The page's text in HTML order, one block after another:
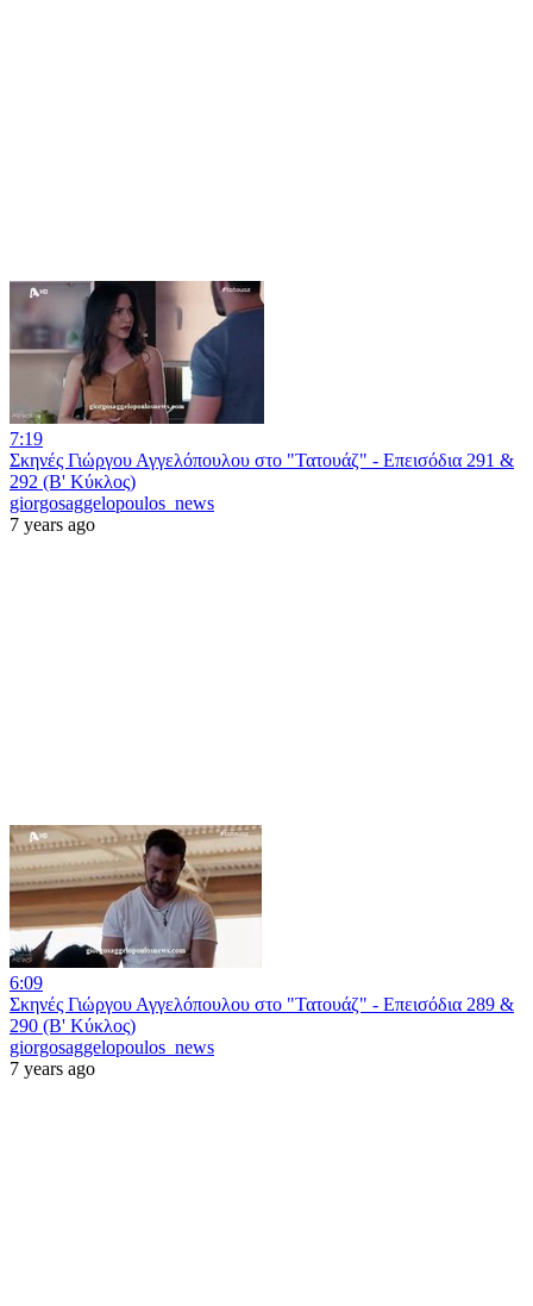
7:19
Σκηνές Γιώργου Αγγελόπουλου στο "Τατουάζ" - Επεισόδια 291 &
292 (Β' Κύκλος)
giorgosaggelopoulos_news
7 years ago
6:09
Σκηνές Γιώργου Αγγελόπουλου στο "Τατουάζ" - Επεισόδια 289 &
290 (Β' Κύκλος)
giorgosaggelopoulos_news
7 years ago